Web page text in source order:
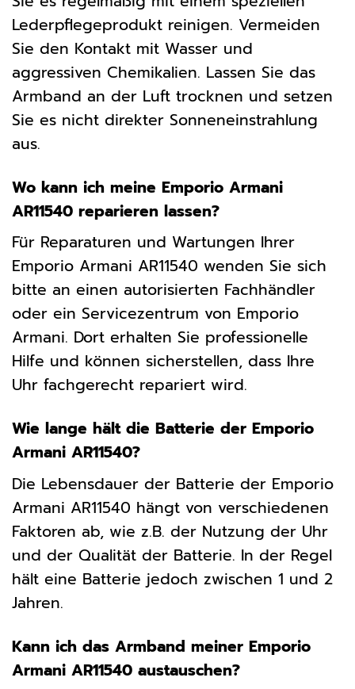
Lederpflegeprodukt reinigen. Vermeiden
Sie den Kontakt mit Wasser und
aggressiven Chemikalien. Lassen Sie das
Armband an der Luft trocknen und setzen
Sie es nicht direkter Sonneneinstrahlung
aus.
Wo kann ich meine Emporio Armani
AR11540 reparieren lassen?
Für Reparaturen und Wartungen Ihrer
Emporio Armani AR11540 wenden Sie sich
bitte an einen autorisierten Fachhändler
oder ein Servicezentrum von Emporio
Armani. Dort erhalten Sie professionelle
Hilfe und können sicherstellen, dass Ihre
Uhr fachgerecht repariert wird.
Wie lange hält die Batterie der Emporio
Armani AR11540?
Die Lebensdauer der Batterie der Emporio
Armani AR11540 hängt von verschiedenen
Faktoren ab, wie z.B. der Nutzung der Uhr
und der Qualität der Batterie. In der Regel
hält eine Batterie jedoch zwischen 1 und 2
Jahren.
Kann ich das Armband meiner Emporio
Armani AR11540 austauschen?